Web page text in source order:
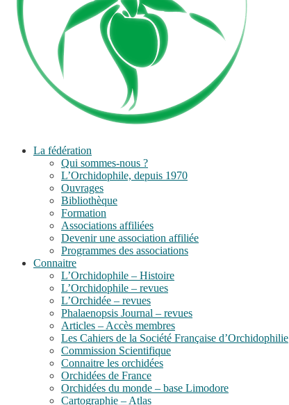
La fédération
Qui sommes-nous ?
L’Orchidophile, depuis 1970
Ouvrages
Bibliothèque
Formation
Associations affiliées
Devenir une association affiliée
Programmes des associations
Connaitre
L’Orchidophile – Histoire
L’Orchidophile – revues
L’Orchidée – revues
Phalaenopsis Journal – revues
Articles – Accès membres
Les Cahiers de la Société Française d’Orchidophilie
Commission Scientifique
Connaitre les orchidées
Orchidées de France
Orchidées du monde – base Limodore
Cartographie – Atlas